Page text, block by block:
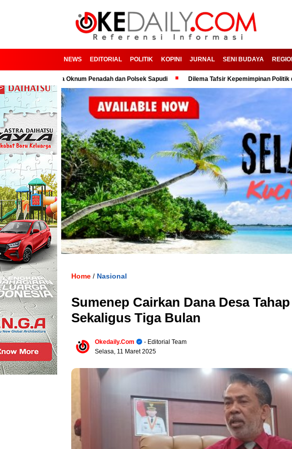
NEWS EDITORIAL POLITIK KOPINI JURNAL SENI BUDAYA
Oknum Penadah dan Polsek Sapudi Dilema Tafsir Kepemimpinan Politik dan Birokrasi
Home / Nasional
Sumenep Cairkan Dana Desa
Sekaligus Tiga Bulan
Okedaily.com
- Editorial Team
Selasa, 11 Maret 2025